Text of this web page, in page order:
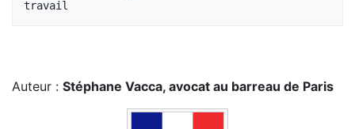
Auteur : Stéphane Vacca, avocat au barreau de Paris